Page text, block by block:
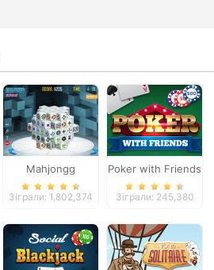
Mahjongg
Dimensions
Зіграли: 1,802,374
Poker with Friends
Зіграли: 245,380